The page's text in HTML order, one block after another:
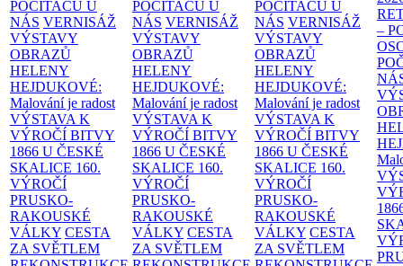
POČÍTAČŮ U
NÁS VERNISÁŽ
VÝSTAVY
OBRAZŮ
HELENY
HEJDUKOVÉ:
Malování je radost
VÝSTAVA K
VÝROČÍ BITVY
1866 U ČESKÉ
SKALICE 160.
VÝROČÍ
PRUSKO-
RAKOUSKÉ
VÁLKY CESTA
ZA SVĚTLEM
POČÍTAČŮ U
NÁS VERNISÁŽ
VÝSTAVY
OBRAZŮ
HELENY
HEJDUKOVÉ:
Malování je radost
VÝSTAVA K
VÝROČÍ BITVY
1866 U ČESKÉ
SKALICE 160.
VÝROČÍ
PRUSKO-
RAKOUSKÉ
VÁLKY CESTA
ZA SVĚTLEM
POČÍTAČŮ U
NÁS VERNISÁŽ
VÝSTAVY
OBRAZŮ
HELENY
HEJDUKOVÉ:
Malování je radost
VÝSTAVA K
VÝROČÍ BITVY
1866 U ČESKÉ
SKALICE 160.
VÝROČÍ
PRUSKO-
RAKOUSKÉ
VÁLKY CESTA
ZA SVĚTLEM
–